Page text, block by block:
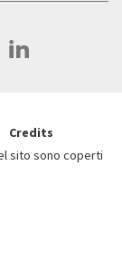
Credits
sito sono coperti